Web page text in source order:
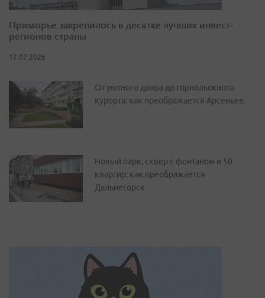
Приморье закрепилось в десятке лучших инвест-
регионов страны
17.07.2026
От уютного двора до горнолыжного
курорта: как преображается Арсеньев
Новый парк, сквер с фонтаном и 50
квартир: как преображается
Дальнегорск